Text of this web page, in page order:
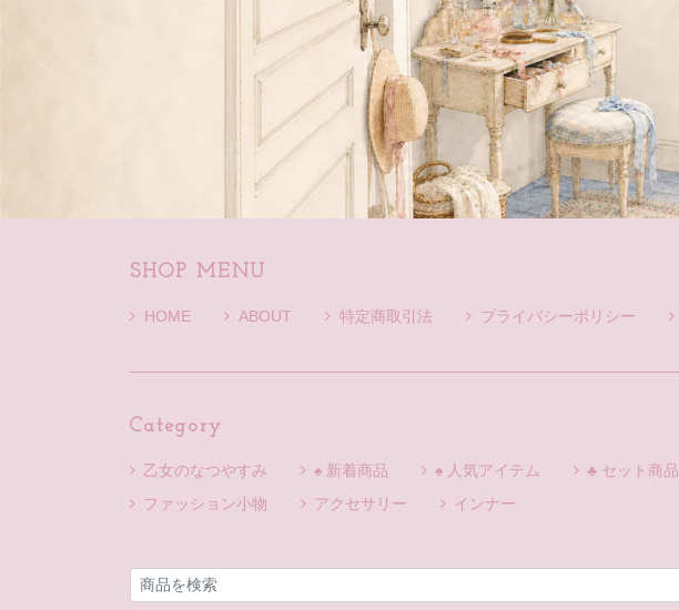
SHOP MENU
HOME ABOUT 特定商取引法 プライバシーポリシー
Category
乙女のなつやすみ ♠ 新着商品 ♠ 人気アイテム ♣ セット商品
ファッション小物
アクセサリー インナー